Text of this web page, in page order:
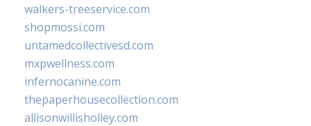
walkers-treeservice.com
shopmossi.com
untamedcollectivesd.com
mxpwellness.com
infernocanine.com
thepaperhousecollection.com
allisonwillisholley.com